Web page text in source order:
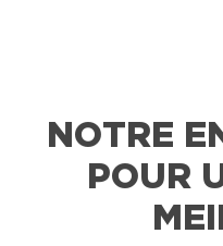
NOTRE
POUR